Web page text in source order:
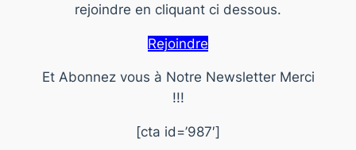
rejoindre en cliquant ci dessous.
Rejoindre
Et Abonnez vous à Notre Newsletter Merci
!!!
[cta id=’987′]